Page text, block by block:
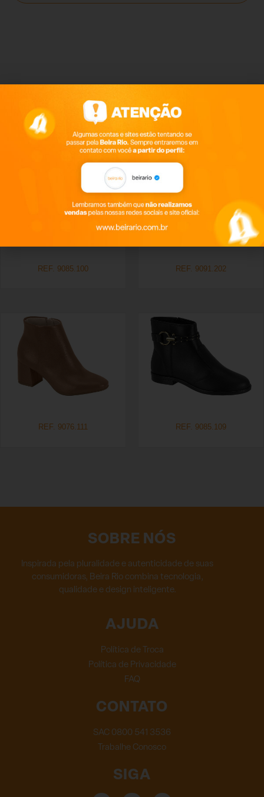
Produtos relacionados
REF. 9085.100 REF. 9091.202
REF. 9076.111 REF. 9085.109
SOBRE NÓS
Inspirada pela pluralidade e autenticidade de suas
consumidoras, Beira Rio combina tecnologia,
qualidade e design inteligente.
AJUDA
Política de Troca
Política de Privacidade
FAQ
CONTATO
SAC 0800 541 3536
Trabalhe Conosco
SIGA